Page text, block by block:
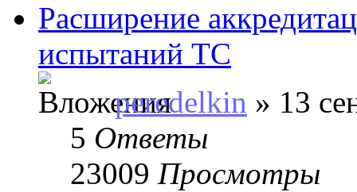
Расширение
испытаний ТС
peredelkin » 13
5 Ответы
23009 Просмотры